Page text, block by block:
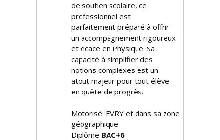
de soutien scolaire, ce
professionnel est
parfaitement préparé à offrir
un accompagnement rigoureux
et efficace en Physique. Sa
capacité à simplifier des
notions complexes est un
atout majeur pour tout élève
en quête de progrès.
Motorisé: EVRY et dans sa zone
géographique
Diplôme BAC+6